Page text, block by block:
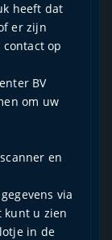
heeft dat
er zijn
op
BV
om uw
en
via
kunt u zien
in de